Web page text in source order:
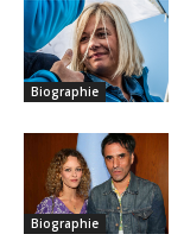
Biographie
Biographie